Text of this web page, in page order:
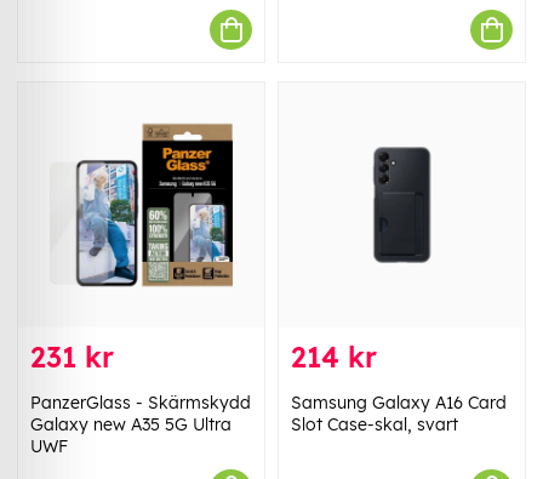
231 kr
PanzerGlass - Skärmskydd
Galaxy new A35 5G Ultra
UWF
214 kr
Samsung Galaxy A16 Card
Slot Case-skal, svart